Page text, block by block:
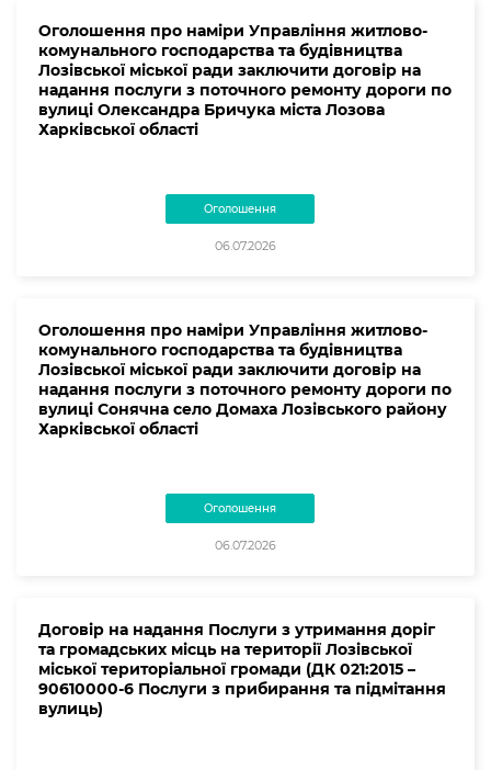
Оголошення про наміри Управління житлово-
комунального господарства та будівництва
Лозівської міської ради заключити договір на
надання послуги з поточного ремонту дороги по
вулиці Олександра Бричука міста Лозова
Харківської області
Оголошення
06.07.2026
Оголошення про наміри Управління житлово-
комунального господарства та будівництва
Лозівської міської ради заключити договір на
надання послуги з поточного ремонту дороги по
вулиці Сонячна село Домаха Лозівського району
Харківської області
Оголошення
06.07.2026
Договір на надання Послуги з утримання доріг
та громадських місць на території Лозівської
міської територіальної громади (ДК 021:2015 –
90610000-6 Послуги з прибирання та підмітання
вулиць)